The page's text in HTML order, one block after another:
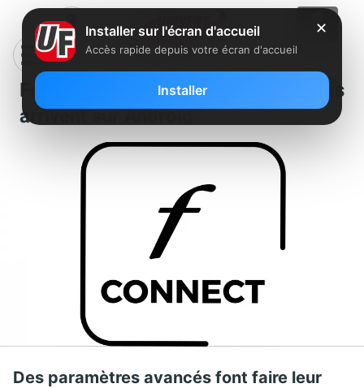
Freebox Connect : des nouveautés
arrivent sur Android
Des paramètres avancés font faire leur
✕
Installer sur l'écran d'accueil
Accès rapide depuis votre écran d'accueil
Installer